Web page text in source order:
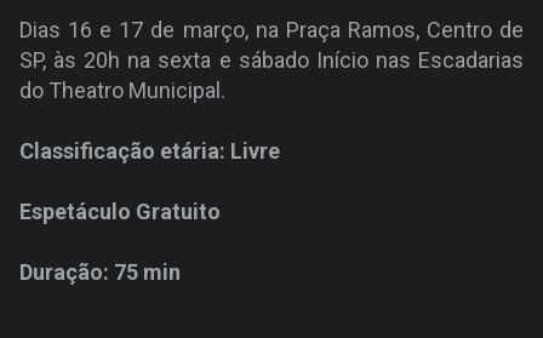
Dias 16 e 17 de março, na Praça Ramos, Centro de
SP, às 20h na sexta e sábado Início nas Escadarias
do Theatro Municipal.
Classificação etária: Livre
Espetáculo Gratuito
Duração: 75 min